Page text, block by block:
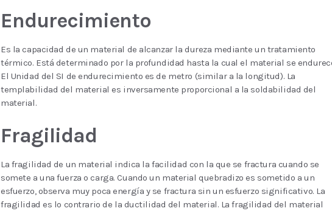
Endurecimiento
Es la capacidad de un material de alcanzar la dureza mediante un tratamiento
térmico. Está determinado por la profundidad hasta la cual el material se
El Unidad del SI de endurecimiento es de metro (similar a la longitud). La
templabilidad del material es inversamente proporcional a la soldabilidad del
material.
Fragilidad
La fragilidad de un material indica la facilidad con la que se fractura cuando se
somete a una fuerza o carga. Cuando un material quebradizo es sometido a un
esfuerzo, observa muy poca energía y se fractura sin un esfuerzo significativo. La
fragilidad es lo contrario de la ductilidad del material. La fragilidad del material